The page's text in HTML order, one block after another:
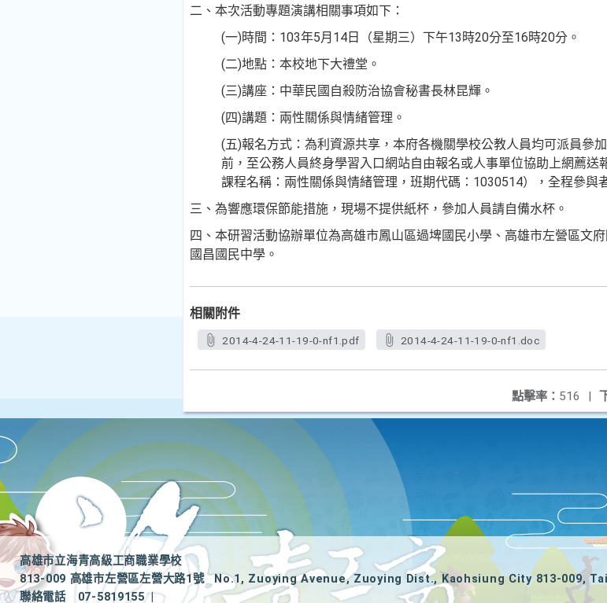
二、本次活動專題演講相關事項如下：
(一)時間：103年5月14日（星期三）下午13時20分至16時20分。
(二)地點：本校地下大禮堂。
(三)講座：中華民國自殺防治協會秘書長林昆輝。
(四)講題：兩性關係與情緒管理。
(五)報名方式：為利資源共享，本府各機關學校公教人員均可派員參
前，至公務人員終身學習入口網站自由報名或人事單位協助上網薦送
課程名稱：兩性關係與情緒管理，班期代碼：1030514），全程參與
三、為響應環保節能措施，現場不提供紙杯，參加人員請自備水杯。
四、本研習活動協辦單位為高雄市鳳山區過埤國民小學、高雄市左營區文
國昌國民中學。
相關附件
2014-4-24-11-19-0-nf1.pdf 2014-4-24-11-19-0-nf1.doc
點擊率： 516 |
高雄市立海青高級工商職業學校
813-009 高雄市左營區左營大路1號
No.1, Zuoying Avenue, Zuoying Dist., Kaohsiung City 813-009,
聯絡電話
07-5819155 |